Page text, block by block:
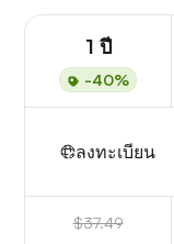
1 ปี
-40%
ลงทะเบียน
$37.49